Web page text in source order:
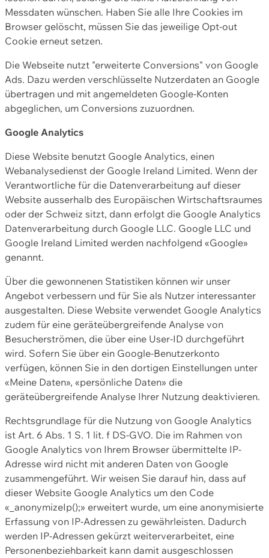
Messdaten wünschen. Haben Sie alle Ihre Cookies im
Browser gelöscht, müssen Sie das jeweilige Opt-out
Cookie erneut setzen.
Die Webseite nutzt "erweiterte Conversions" von Google
Ads. Dazu werden verschlüsselte Nutzerdaten an Google
übertragen und mit angemeldeten Google-Konten
abgeglichen, um Conversions zuzuordnen.
Google Analytics
Diese Website benutzt Google Analytics, einen
Webanalysedienst der Google Ireland Limited. Wenn der
Verantwortliche für die Datenverarbeitung auf dieser
Website ausserhalb des Europäischen Wirtschaftsraumes
oder der Schweiz sitzt, dann erfolgt die Google Analytics
Datenverarbeitung durch Google LLC. Google LLC und
Google Ireland Limited werden nachfolgend «Google»
genannt.
Über die gewonnenen Statistiken können wir unser
Angebot verbessern und für Sie als Nutzer interessanter
ausgestalten. Diese Website verwendet Google Analytics
zudem für eine geräteübergreifende Analyse von
Besucherströmen, die über eine User-ID durchgeführt
wird. Sofern Sie über ein Google-Benutzerkonto
verfügen, können Sie in den dortigen Einstellungen unter
«Meine Daten», «persönliche Daten» die
geräteübergreifende Analyse Ihrer Nutzung deaktivieren.
Rechtsgrundlage für die Nutzung von Google Analytics
ist Art. 6 Abs. 1 S. 1 lit. f DS-GVO. Die im Rahmen von
Google Analytics von Ihrem Browser übermittelte IP-
Adresse wird nicht mit anderen Daten von Google
zusammengeführt. Wir weisen Sie darauf hin, dass auf
dieser Website Google Analytics um den Code
«_anonymizeIp();» erweitert wurde, um eine anonymisierte
Erfassung von IP-Adressen zu gewährleisten. Dadurch
werden IP-Adressen gekürzt weiterverarbeitet, eine
Personenbeziehbarkeit kann damit ausgeschlossen